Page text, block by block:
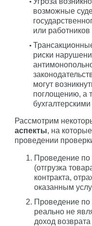
возможные
или
риски
могут
поглощению, а
Рассмотрим
аспекты, на
проведении
Проведение по
(отгрузка
контракта,
оказанным
Проведение по
реально не
доход